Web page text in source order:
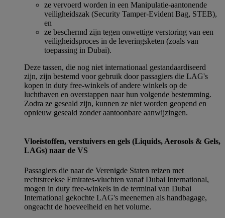
ze vervoerd worden in een Manipulatie-aantonende
veiligheidszak (Security Tamper-Evident Bag, STEB),
en
ze beschermd zijn tegen onwettige verstoring van een
veiligheidsproces in de leveringsketen (zoals van
toepassing in Dubai).
Deze tassen, die nog niet internationaal gestandaardiseerd
zijn, zijn bestemd voor gebruik door passagiers die LAG's
kopen in duty free-winkels of andere winkels op de
luchthaven en overstappen naar hun volgende bestemming.
Zodra ze geseald zijn, kunnen ze niet worden geopend en
opnieuw geseald zonder aantoonbare aanwijzingen.
Vloeistoffen, verstuivers en gels (Liquids, Aerosols & Gels,
LAGs) naar de VS
Passagiers die naar de Verenigde Staten reizen met
rechtstreekse Emirates-vluchten vanaf Dubai International,
mogen in duty free-winkels in de terminal van Dubai
International gekochte LAG's meenemen als handbagage,
ongeacht de hoeveelheid en het volume.